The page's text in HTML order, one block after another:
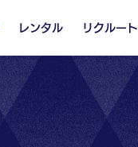
レンタル リクルート